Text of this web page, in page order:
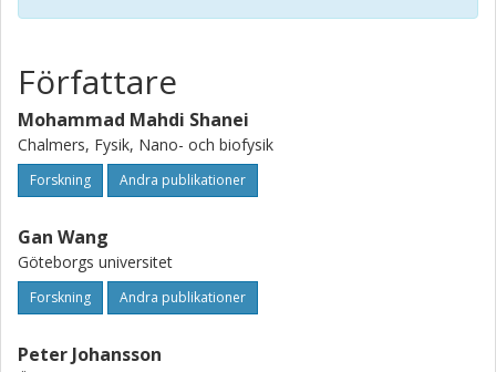
Författare
Mohammad Mahdi Shanei
Chalmers, Fysik, Nano- och biofysik
Forskning Andra publikationer
Gan Wang
Göteborgs universitet
Forskning Andra publikationer
Peter Johansson